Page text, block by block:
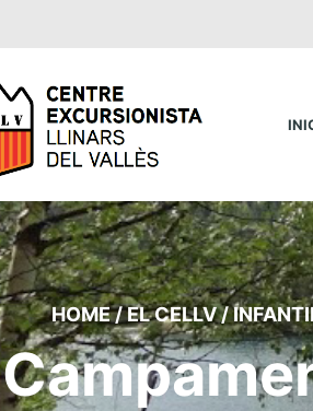
HOME/EL CELLV/